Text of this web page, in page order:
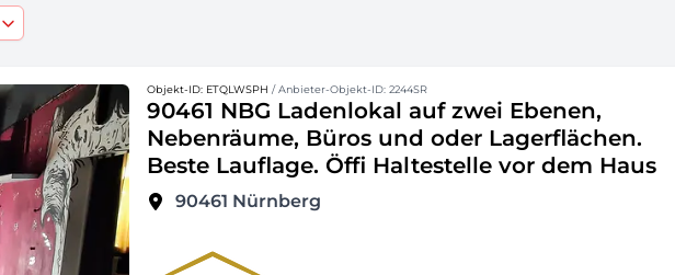
Objekt-ID: ETQLWSPH / Anbieter-Objekt-ID: 2244SR
90461 NBG Ladenlokal auf zwei Ebenen,
Nebenräume, Büros und oder Lagerflächen.
Beste Lauflage. Öffi Haltestelle vor dem Haus
90461 Nürnberg